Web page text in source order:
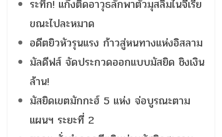
ระทึก! แก๊งติดอาวุธลักพาตัวมุสลิมไนจีเรีย
ขณะไปละหมาด
อดีตยิวหัวรุนแรง ก้าวสู่หนทางแห่งอิสลาม
มัลดีฟส์ จัดประกวดออกแบบมัสยิด ชิงเงิน
ล้าน!
มัสยิดเขตมักกะฮ์ 5 แห่ง จ่อบูรณะตาม
แผนฯ ระยะที่ 2